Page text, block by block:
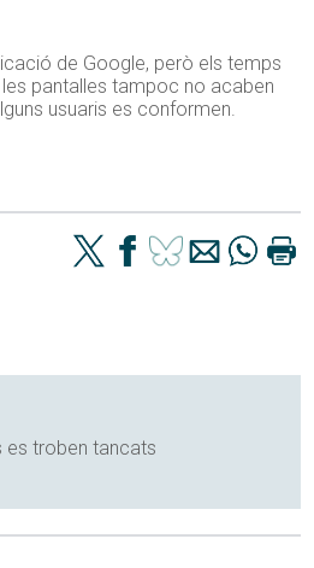
de Google, però els temps
pantalles tampoc no acaben
usuaris es conformen.
es troben tancats